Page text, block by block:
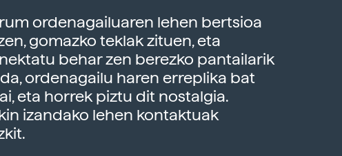
ordenagailuaren lehen bertsioa
gomazko teklak zituen, eta
behar zen berezko pantailarik
ordenagailu haren erreplika bat
eta horrek piztu dit nostalgia.
izandako lehen kontaktuak